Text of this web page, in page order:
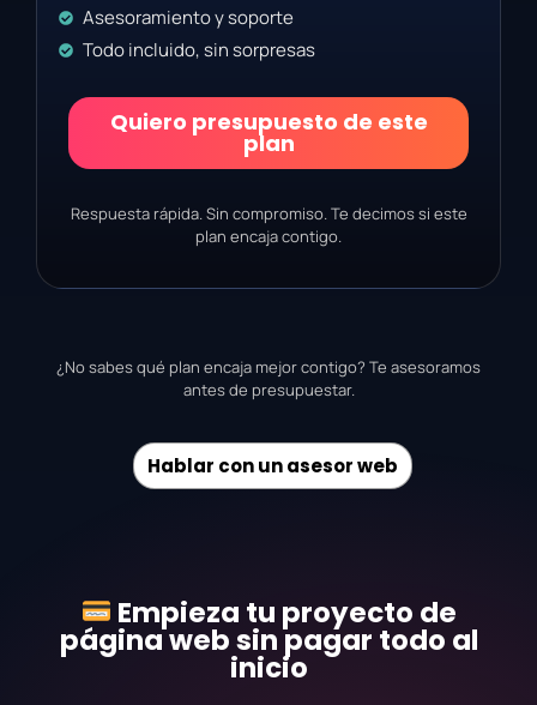
Asesoramiento y soporte
Todo incluido, sin sorpresas
Quiero presupuesto de este
plan
Respuesta rápida. Sin compromiso. Te decimos si este
plan encaja contigo.
¿No sabes qué plan encaja mejor contigo? Te asesoramos
antes de presupuestar.
Hablar con un asesor web
Empieza tu proyecto de
página web sin pagar todo al
inicio